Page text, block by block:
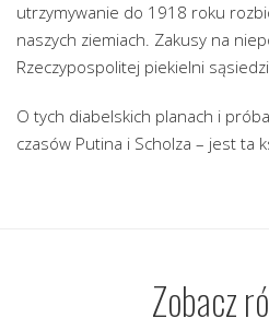
utrzymywanie do 1918 roku
naszych ziemiach. Zakusy na
Rzeczypospolitej piekielni
O tych diabelskich planach i
czasów Putina i Scholza – jest ta
Zobacz